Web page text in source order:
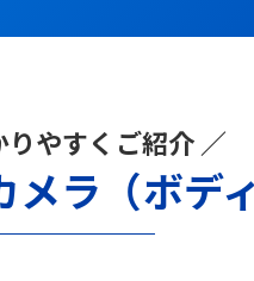
やすくご紹介 ／
ラ（ボデ